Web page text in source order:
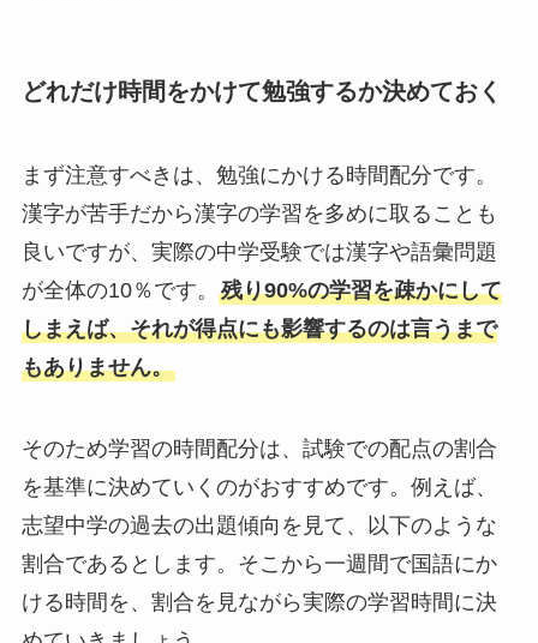
どれだけ時間をかけて勉強するか決めておく
まず注意すべきは、勉強にかける時間配分です。
漢字が苦手だから漢字の学習を多めに取ることも
良いですが、実際の中学受験では漢字や語彙問題
が全体の10％です。 残り90%の学習を疎かにして
しまえば、それが得点にも影響するのは言うまで
もありません。
そのため学習の時間配分は、試験での配点の割合
を基準に決めていくのがおすすめです。例えば、
志望中学の過去の出題傾向を見て、以下のような
割合であるとします。そこから一週間で国語にか
ける時間を、割合を見ながら実際の学習時間に決